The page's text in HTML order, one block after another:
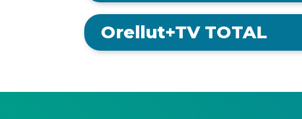
Orellut+TV TOTAL